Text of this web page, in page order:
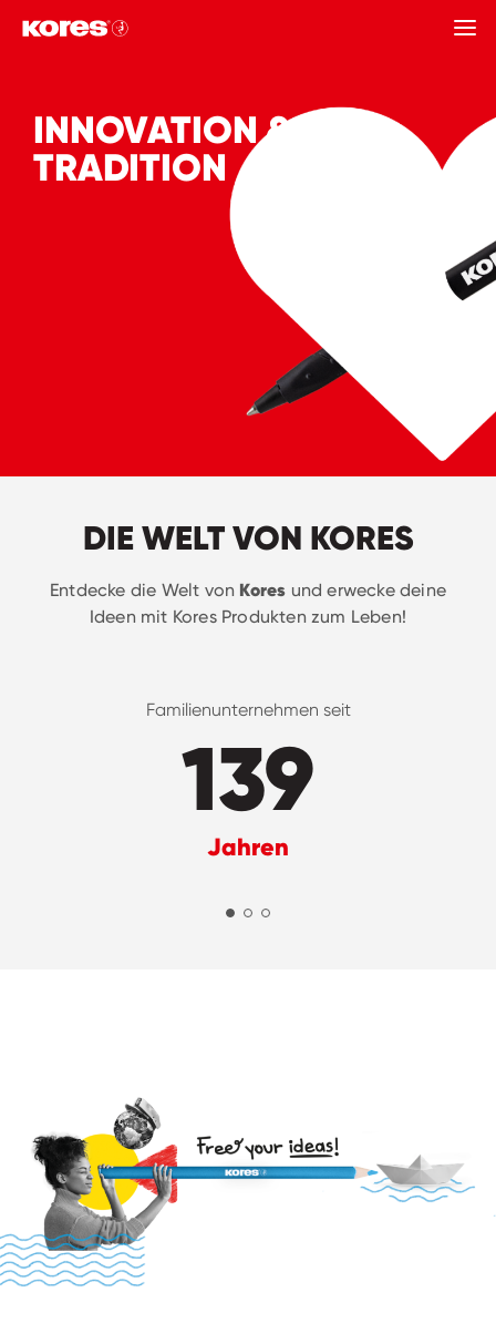
INNOVATION &
TRADITION
DIE WELT VON KORES
Entdecke die Welt von Kores und erwecke deine
Ideen mit Kores Produkten zum Leben!
Familienunternehmen seit
139
Jahren